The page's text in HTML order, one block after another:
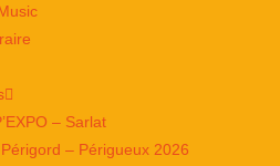
– Sarlat
– Périgueux 2026